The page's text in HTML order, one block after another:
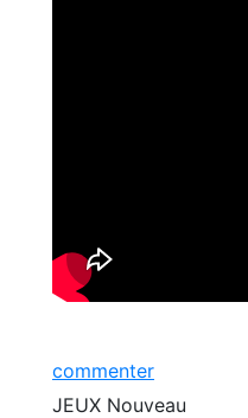
commenter
JEUX Nouveau